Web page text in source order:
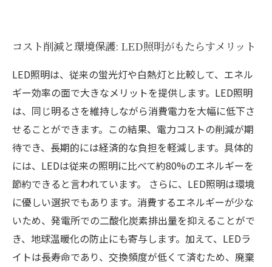
コスト削減と環境保護: LED照明がもたらすメリット
LED照明は、従来の蛍光灯や白熱灯と比較して、エネル
ギー効率の面で大きなメリットを提供します。LED照明
は、同じ明るさを維持しながら消費電力を大幅に低下さ
せることができます。この結果、電力コストの削減が期
待でき、長期的には経済的な負担を軽減します。具体的
には、LEDは従来の照明に比べて約80%のエネルギーを
節約できると言われています。 さらに、LED照明は環境
に優しい選択でもあります。消費するエネルギーが少な
いため、発電所での二酸化炭素排出量を抑えることがで
き、地球温暖化の防止にも寄与します。加えて、LEDラ
イトは長寿命であり、交換頻度が低くて済むため、廃棄